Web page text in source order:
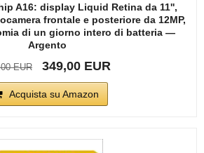
A16: display Liquid Retina da 11'',
frontale e posteriore da 12MP,
di un giorno intero di batteria —
Argento
EUR 349,00 EUR
Acquista su Amazon